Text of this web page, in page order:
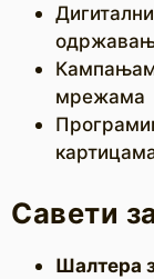
мрежама
Савети
Шалтера